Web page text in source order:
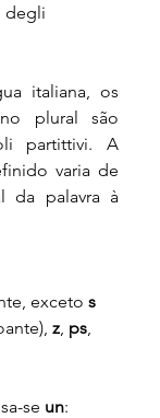
italiana, os
plural são
partittivi. A
varia de
da palavra à
exceto s
z, ps,
se un: